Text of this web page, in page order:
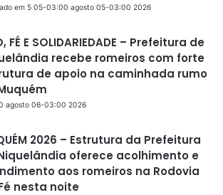
em 5 05-03:00 agosto 05-03:00 2026
FÉ E SOLIDARIEDADE – Prefeitura de
recebe romeiros com forte
de apoio na caminhada rumo
agosto 06-03:00 2026
2026 – Estrutura da Prefeitura
oferece acolhimento e
aos romeiros na Rodovia
nesta noite